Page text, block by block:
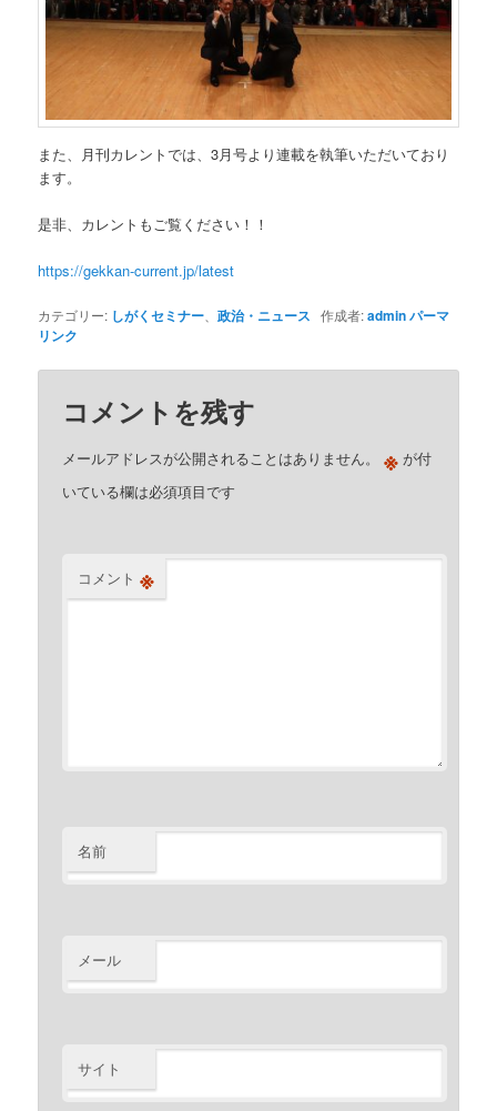
また、月刊カレントでは、3月号より連載を執筆いただいており
ます。
是非、カレントもご覧ください！！
https://gekkan-current.jp/latest
カテゴリー: しがくセミナー 、政治・ニュース 作成者:adminパーマ
リンク
コメントを残す
メールアドレスが公開されることはありません。 ※ が付
いている欄は必須項目です
コメント ※
名前
メール
サイト